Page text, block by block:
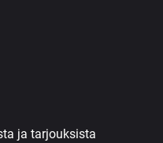
ja tarjouksista